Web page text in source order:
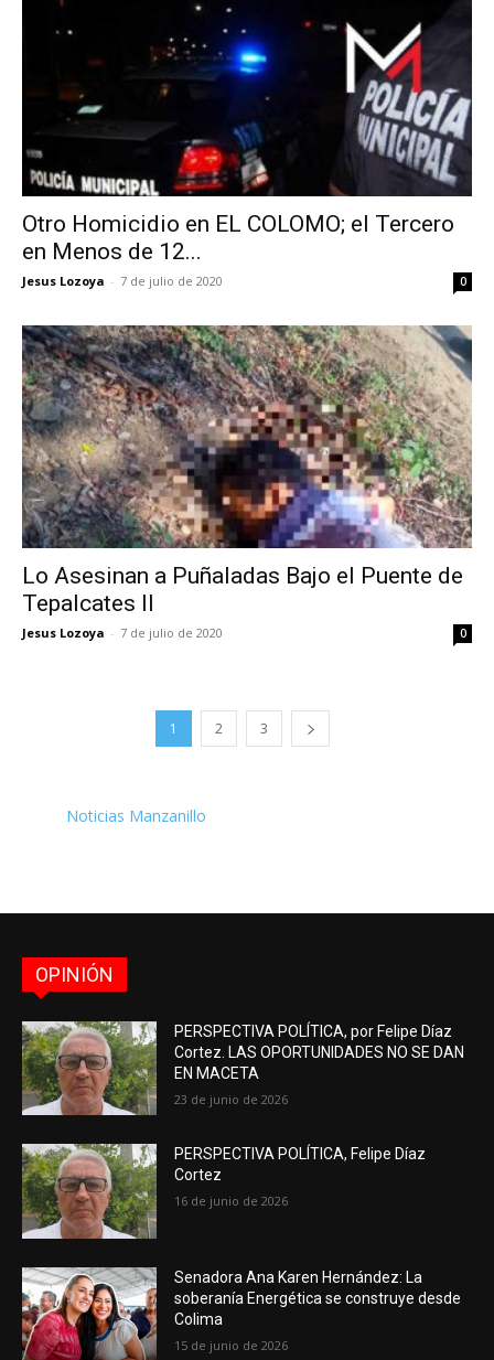
Otro Homicidio en EL COLOMO; el Tercero
en Menos de 12...
Jesus Lozoya - 7 de julio de 2020 0
Lo Asesinan a Puñaladas Bajo el Puente de
Tepalcates II
Jesus Lozoya - 7 de julio de 2020 0
1 2 3
Noticias Manzanillo
OPINIÓN
PERSPECTIVA POLÍTICA, por Felipe Díaz
Cortez. LAS OPORTUNIDADES NO SE DAN
EN MACETA
23 de junio de 2026
PERSPECTIVA POLÍTICA, Felipe Díaz
Cortez
16 de junio de 2026
Senadora Ana Karen Hernández: La
soberanía Energética se construye desde
Colima
15 de junio de 2026